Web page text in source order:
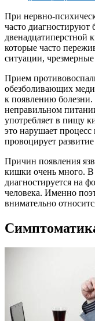
При нервно-
часто диагностируют
двенадцатиперстной
которые часто
ситуации,
Прием
обезболивающих
к появлению
неправильном
употребляет в пищу
это нарушает процесс
провоцирует
Причин появления
кишки очень много. В
диагностируется на
человека. Именно
внимательно